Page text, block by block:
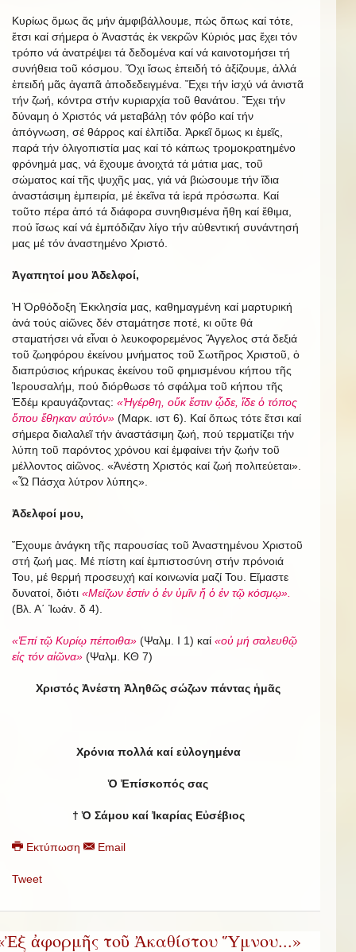
Κυρίως ὅμως ἄς μήν ἀμφιβάλλουμε, πώς ὅπως καί τότε,
ἔτσι καί σήμερα ὁ Ἀναστάς ἐκ νεκρῶν Κύριός μας ἔχει τόν
τρόπο νά ἀνατρέψει τά δεδομένα καί νά καινοτομήσει τή
συνήθεια τοῦ κόσμου. Ὄχι ἴσως ἐπειδή τό ἀξίζουμε, ἀλλά
ἐπειδή μᾶς ἀγαπᾶ ἀποδεδειγμένα. Ἔχει τήν ἰσχύ νά ἀνιστᾶ
τήν ζωή, κόντρα στήν κυριαρχία τοῦ θανάτου. Ἔχει τήν
δύναμη ὁ Χριστός νά μεταβάλῃ τόν φόβο καί τήν
ἀπόγνωση, σέ θάρρος καί ἐλπίδα. Ἀρκεῖ ὅμως κι ἐμεῖς,
παρά τήν ὀλιγοπιστία μας καί τό κάπως τρομοκρατημένο
φρόνημά μας, νά ἔχουμε ἀνοιχτά τά μάτια μας, τοῦ
σώματος καί τῆς ψυχῆς μας, γιά νά βιώσουμε τήν ἴδια
ἀναστάσιμη ἐμπειρία, μέ ἐκεῖνα τά ἱερά πρόσωπα. Καί
τοῦτο πέρα ἀπό τά διάφορα συνηθισμένα ἤθη καί ἔθιμα,
πού ἴσως καί νά ἐμπόδιζαν λίγο τήν αὐθεντική συνάντησή
μας μέ τόν ἀναστημένο Χριστό.
Ἀγαπητοί μου Ἀδελφοί,
Ἡ Ὀρθόδοξη Ἐκκλησία μας, καθημαγμένη καί μαρτυρική
ἀνά τούς αἰῶνες δέν σταμάτησε ποτέ, κι οὔτε θά
σταματήσει νά εἶναι ὁ λευκοφορεμένος Ἄγγελος στά δεξιά
τοῦ ζωηφόρου ἐκείνου μνήματος τοῦ Σωτῆρος Χριστοῦ, ὁ
διαπρύσιος κήρυκας ἐκείνου τοῦ φημισμένου κήπου τῆς
Ἰερουσαλήμ, πού διόρθωσε τό σφάλμα τοῦ κήπου τῆς
Ἐδέμ κραυγάζοντας: «Ἠγέρθη, οὔκ ἔστιν ᾧδε, ἴδε ὁ τόπος
ὅπου ἔθηκαν αὐτόν» (Μαρκ. ιστ 6). Καί ὅπως τότε ἔτσι καί
σήμερα διαλαλεῖ τήν ἀναστάσιμη ζωή, πού τερματίζει τήν
λύπη τοῦ παρόντος χρόνου καί ἐμφαίνει τήν ζωήν τοῦ
μέλλοντος αἰῶνος. «Ἀνέστη Χριστός καί ζωή πολιτεύεται».
«Ὦ Πάσχα λύτρον λύπης».
Ἀδελφοί μου,
Ἔχουμε ἀνάγκη τῆς παρουσίας τοῦ Ἀναστημένου Χριστοῦ
στή ζωή μας. Μέ πίστη καί ἐμπιστοσύνη στήν πρόνοιά
Του, μέ θερμή προσευχή καί κοινωνία μαζί Του. Εἴμαστε
δυνατοί, διότι «Μείζων ἐστίν ὁ ἐν ὑμῖν ἤ ὁ ἐν τῷ κόσμῳ».
(Βλ. Α΄ Ἰωάν. δ 4).
«Ἐπί τῷ Κυρίῳ πέποιθα» (Ψαλμ. Ι 1) καί «οὐ μή σαλευθῷ
εἰς τόν αἰῶνα» (Ψαλμ. ΚΘ 7)
Χριστός Ἀνέστη Ἀληθῶς σώζων πάντας ἡμᾶς
Χρόνια πολλά καί εὐλογημένα
Ὁ Ἐπίσκοπός σας
† Ὁ Σάμου καί Ἰκαρίας Εὐσέβιος
Εκτύπωση Email
Tweet
ἀφορμῆς τοῦ Ἀκαθίστου Ὕμνου...»